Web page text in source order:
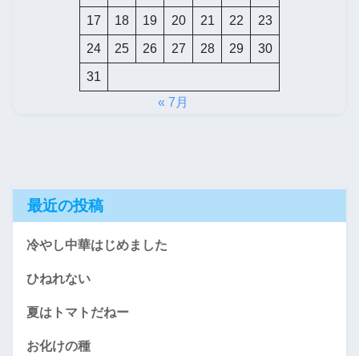
17 18 19 20 21 22 23
24 25 26 27 28 29 30
31
« 7月
最近の投稿
冷やし中華はじめました
ひねれない
夏はトマトだねー
お化けの種